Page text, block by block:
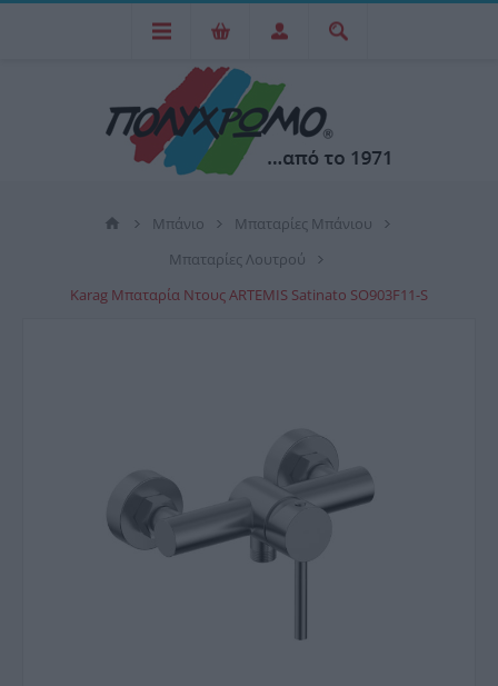
Μπάνιο
Μπαταρίες Μπάνιου
Μπαταρίες Λουτρού
Karag Μπαταρία Ντους ARTEMIS Satinato SO903F11-S